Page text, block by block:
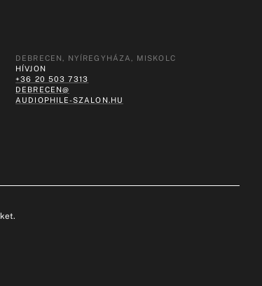
DEBRECEN, NYÍREGYHÁZA, MISKOLC
HÍVJON
+36 20 503 7313
DEBRECEN@
AUDIOPHILE-SZALON.HU